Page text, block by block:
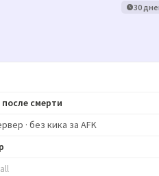
30
смерти
· без кика за AFK